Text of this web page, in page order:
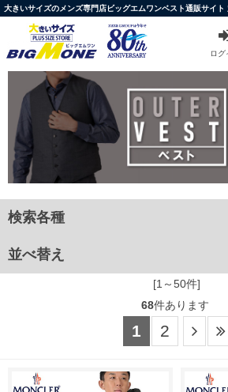
大きいサイズのメンズ専門店ビッグエムワンベスト通販サイト
ログ
検索各種
並べ替え
[1～50件]
68件あります
1 2